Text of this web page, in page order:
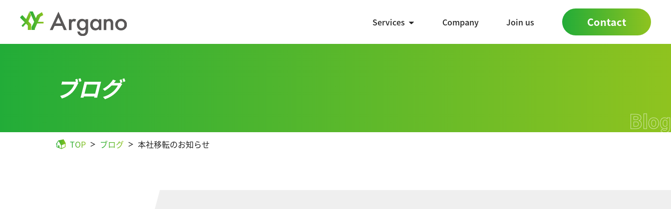
Services Company Join us Contact
ブログ
Blog
TOP ブログ 本社移転のお知らせ